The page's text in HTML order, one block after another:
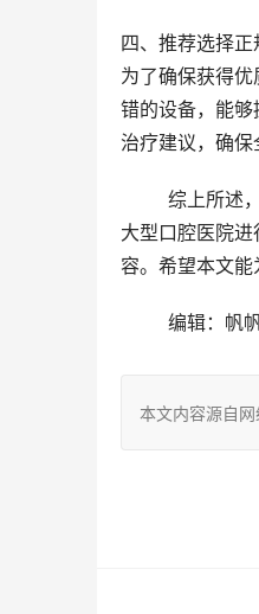
四、推荐选择
为了确保获得
错的设备，能
治疗建议，确保
大型口腔医院
容。希望本文能
编辑：帆
本文内容源自